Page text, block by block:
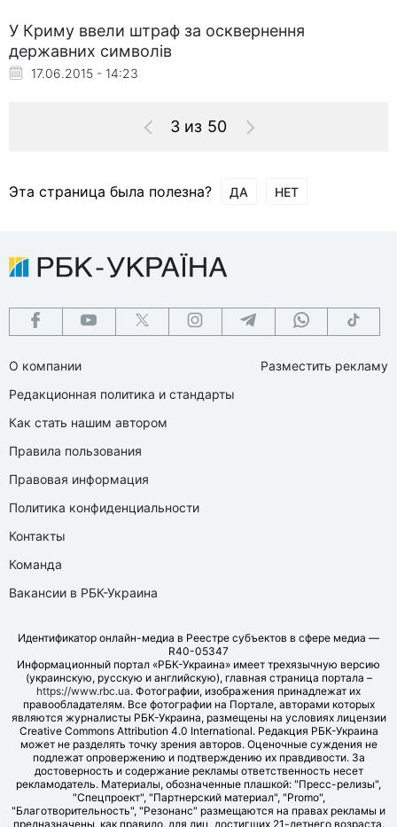
У Криму ввели штраф за осквернення
державних символів
17.06.2015 - 14:23
3 из 50
Эта страница была полезна? ДА НЕТ
О компании
Редакционная политика и стандарты
Как стать нашим автором
Правила пользования
Правовая информация
Политика конфиденциальности
Контакты
Команда
Вакансии в РБК-Украина
Разместить рекламу
Идентификатор онлайн-медиа в Реестре субъектов в сфере медиа —
R40-05347
Информационный портал «РБК-Украина» имеет трехязычную версию
(украинскую, русскую и английскую), главная страница портала –
https://www.rbc.ua. Фотографии, изображения принадлежат их
правообладателям. Все фотографии на Портале, авторами которых
являются журналисты РБК-Украина, размещены на условиях лицензии
Creative Commons Attribution 4.0 International. Редакция РБК-Украина
может не разделять точку зрения авторов. Оценочные суждения не
подлежат опровержению и подтверждению их правдивости. За
достоверность и содержание рекламы ответственность несет
рекламодатель. Материалы, обозначенные плашкой: "Пресс-релизы",
"Спецпроект", "Партнерский материал", "Promo",
"Благотворительность", "Резонанс" размещаются на правах рекламы и
предназначены, как правило, для лиц, достигших 21-летнего возраста.